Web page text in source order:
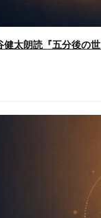
太朗読『五分後の